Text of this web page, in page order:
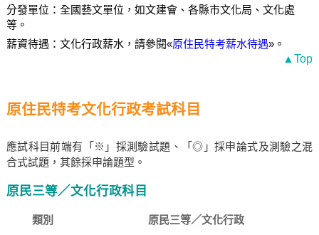
分發單位：全國藝文單位，如文建會、各縣市文化局、文化處
等。
薪資待遇：文化行政薪水，請參閱«原住民特考薪水待遇»。
▲Top
原住民特考文化行政考試科目
應試科目前端有「※」採測驗試題、「◎」採申論式及測驗之混
合式試題，其餘採申論題型。
原民三等／文化行政科目
類別 原民三等／文化行政